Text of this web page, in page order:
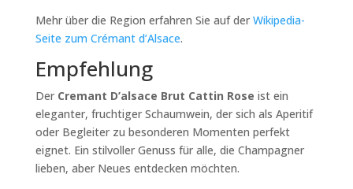
Mehr über die Region erfahren Sie auf der Wikipedia-
Seite zum Crémant d’Alsace.
Empfehlung
Der Cremant D’alsace Brut Cattin Rose ist ein
eleganter, fruchtiger Schaumwein, der sich als Aperitif
oder Begleiter zu besonderen Momenten perfekt
eignet. Ein stilvoller Genuss für alle, die Champagner
lieben, aber Neues entdecken möchten.